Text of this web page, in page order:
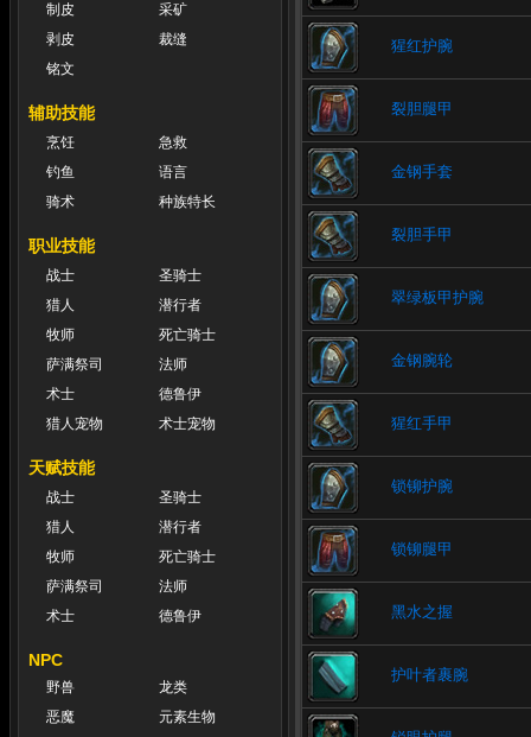
制皮
采矿
剥皮
裁缝
铭文
辅助技能
烹饪
急救
钓鱼
语言
骑术
种族特长
职业技能
战士
圣骑士
猎人
潜行者
牧师
死亡骑士
萨满祭司
法师
术士
德鲁伊
猎人宠物
术士宠物
天赋技能
战士
圣骑士
猎人
潜行者
牧师
死亡骑士
萨满祭司
法师
术士
德鲁伊
NPC
野兽
龙类
恶魔
元素生物
猩红护腕
裂胆腿甲
金钢手套
裂胆手甲
翠绿板甲护腕
金钢腕轮
猩红手甲
锁铆护腕
锁铆腿甲
黑水之握
护叶者裹腕